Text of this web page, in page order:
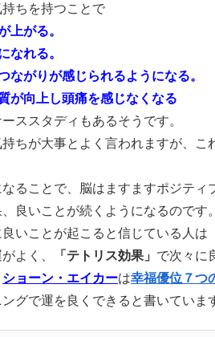
ちを持つことで
上がる。
なれる。
ながりが感じられるようになる。
が向上し頭痛を感じなくなる
ススタディもあるそうです。
ちが大事とよく言われますが、こ
ることで、脳はますますポジティ
良いことが続くようになるのです。
いことが起こると信じている人は
よく、
「テトリス効果」 で次々に
ショーン・エイカーは幸福優位７つ
ングで運を良くできると書いていま